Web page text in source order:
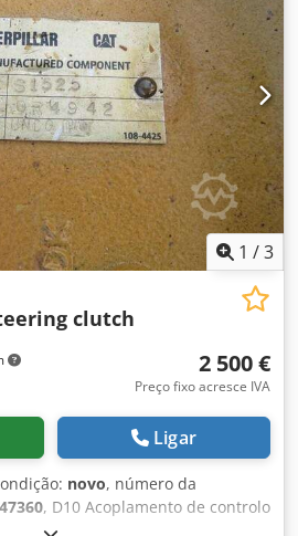
1 /3
clutch
2 500 €
Preço fixo acresce IVA
Ligar
novo, número da
, D10 Acoplamento de controlo
reformulado * Outras